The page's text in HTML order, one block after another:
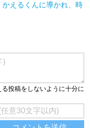
えるくんに導かれ、時